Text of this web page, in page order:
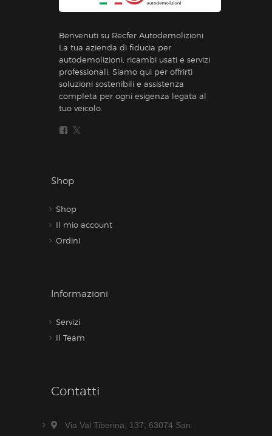
Benvenuti su Recfer Autodemolizioni
La tua azienda di fiducia per
autodemolizioni, ricambi usati e servizi
professionali. Siamo qui per offrirti
soluzioni sostenibili e assistenza
completa per ogni esigenza legata al
tuo veicolo.
Shop
Shop
Il mio account
Ordini
Informazioni
Servizi
Il Team
Contatti
Via Val Tiberina, 137, 63074 San